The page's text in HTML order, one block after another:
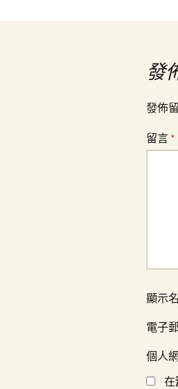
導
發
發佈
留言 *
顯示
電子
個人
在